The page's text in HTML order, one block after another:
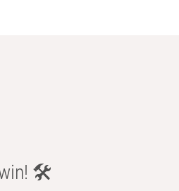
win! 🛠️